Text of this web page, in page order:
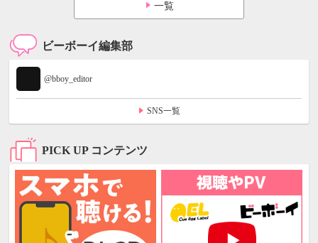
一覧
ビーボーイ編集部
@bboy_editor
SNS一覧
PICK UP コンテンツ